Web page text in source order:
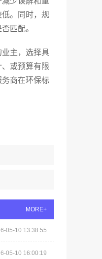
。同时，规
匹配。
主，选择具
或预算有限
商在环保标
MORE+
05-10 13:38:55
05-10 16:00:19